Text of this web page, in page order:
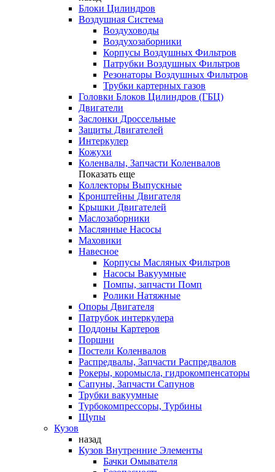
Блоки Цилиндров
Воздушная Система
Воздуховоды
Воздухозаборники
Корпусы Воздушных Фильтров
Патрубки Воздушных Фильтров
Резонаторы Воздушных Фильтров
Трубки картерных газов
Головки Блоков Цилиндров (ГБЦ)
Двигатели
Заслонки Дроссельные
Защиты Двигателей
Интеркулер
Кожухи
Коленвалы, Запчасти Коленвалов
Показать еще
Коллекторы Выпускные
Кронштейны Двигателя
Крышки Двигателей
Маслозаборники
Маслянные Насосы
Маховики
Навесное
Корпусы Масляных Фильтров
Насосы Вакуумные
Помпы, запчасти Помп
Ролики Натяжные
Опоры Двигателя
Патрубок интеркулера
Поддоны Картеров
Поршни
Постели Коленвалов
Распредвалы, Запчасти Распредвалов
Рокеры, коромысла, гидрокомпенсаторы
Сапуны, Запчасти Сапунов
Трубки вакуумные
Турбокомпрессоры, Турбины
Щупы
Кузов
назад
Кузов Внутренние Элементы
Бачки Омывателя